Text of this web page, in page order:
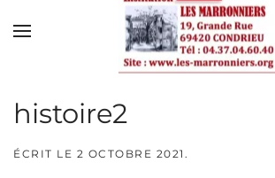
Skip to main content
histoire2
ÉCRIT LE 2 OCTOBRE 2021 .